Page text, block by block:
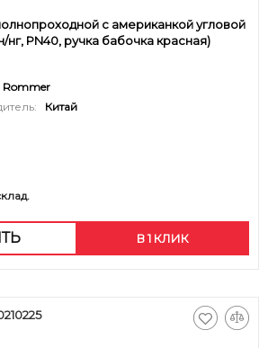
с американкой угловой
нг, PN40, ручка бабочка красная)
Rommer
Китай
В 1 КЛИК